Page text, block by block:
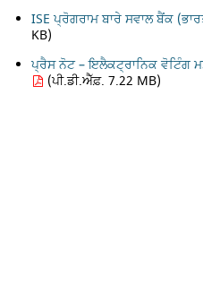
ISE ਪ੍ਰੋਗਰਾਮ ਬਾਰੇ ਸਵਾਲ ਬੈਂਕ
KB)
ਪ੍ਰੈਸ ਨੋਟ – ਇਲੈਕਟ੍ਰਾਨਿਕ ਵੋਟਿੰਗ
(ਪੀ.ਡੀ.ਐੱਫ਼. 7.22 MB)